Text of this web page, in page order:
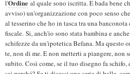
l'Ordine al quale sono iscritta. E bada bene
avviso) un'organizzazione con poco senso
al tesserino che ho in tasca tra una
fiscale. Si, anch'io sono stata bambina e
schifezze da un'ipotetica Befana. Ma questo
te, non di me. E non metterti a piangere, non
subito. Così come, se il tuo disegno fa schifo,